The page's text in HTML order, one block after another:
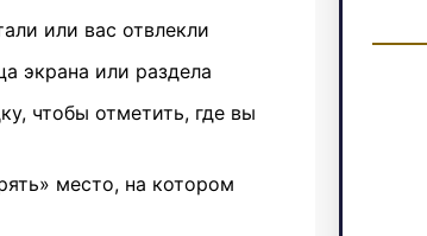
или вас отвлекли
экрана или раздела
чтобы отметить, где вы
место, на котором